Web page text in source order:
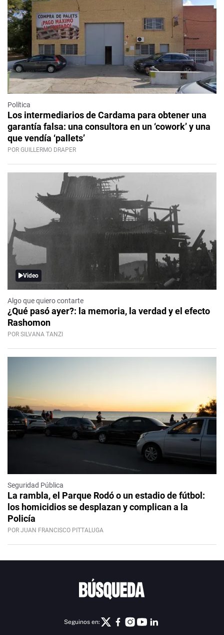
Política
Los intermediarios de Cardama para obtener una
garantía falsa: una consultora en un ‘cowork’ y una
que vendía ‘pallets’
POR GUILLERMO DRAPER
Video
Algo que quiero contarte
¿Qué pasó ayer?: la memoria, la verdad y el efecto
Rashomon
POR SILVANA TANZI
Seguridad Pública
La rambla, el Parque Rodó o un estadio de fútbol:
los homicidios se desplazan y complican a la
Policía
POR JUAN FRANCISCO PITTALUGA
Seguinos en: